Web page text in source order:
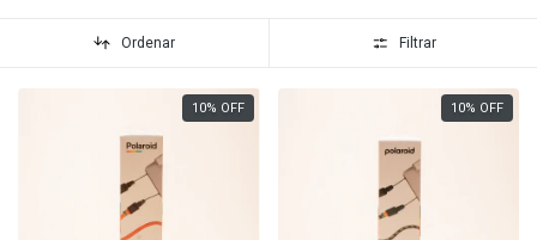
Ordenar Filtrar
10% OFF 10% OFF